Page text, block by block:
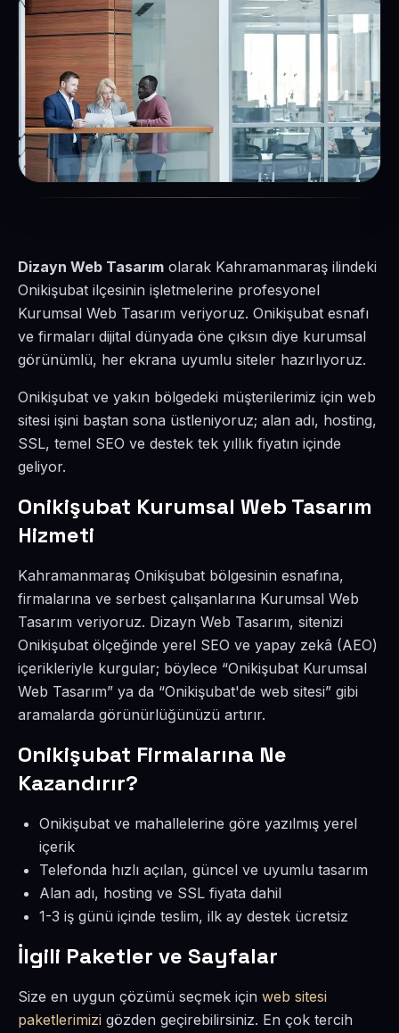
Dizayn Web Tasarım olarak Kahramanmaraş ilindeki
Onikişubat ilçesinin işletmelerine profesyonel
Kurumsal Web Tasarım veriyoruz. Onikişubat esnafı
ve firmaları dijital dünyada öne çıksın diye kurumsal
görünümlü, her ekrana uyumlu siteler hazırlıyoruz.
Onikişubat ve yakın bölgedeki müşterilerimiz için web
sitesi işini baştan sona üstleniyoruz; alan adı, hosting,
SSL, temel SEO ve destek tek yıllık fiyatın içinde
geliyor.
Onikişubat Kurumsal Web Tasarım
Hizmeti
Kahramanmaraş Onikişubat bölgesinin esnafına,
firmalarına ve serbest çalışanlarına Kurumsal Web
Tasarım veriyoruz. Dizayn Web Tasarım, sitenizi
Onikişubat ölçeğinde yerel SEO ve yapay zekâ (AEO)
içerikleriyle kurgular; böylece “Onikişubat Kurumsal
Web Tasarım” ya da “Onikişubat'de web sitesi” gibi
aramalarda görünürlüğünüzü artırır.
Onikişubat Firmalarına Ne
Kazandırır?
Onikişubat ve mahallelerine göre yazılmış yerel
içerik
Telefonda hızlı açılan, güncel ve uyumlu tasarım
Alan adı, hosting ve SSL fiyata dahil
1-3 iş günü içinde teslim, ilk ay destek ücretsiz
İlgili Paketler ve Sayfalar
Size en uygun çözümü seçmek için web sitesi
paketlerimizi gözden geçirebilirsiniz. En çok tercih